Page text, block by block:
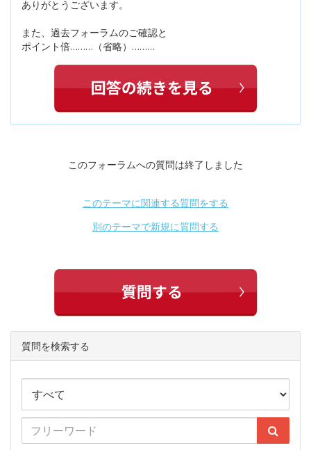
ありがとうございます。
また、過去フォーラムのご確認と
ポイント倍………（省略）………
このフォーラムへの質問は終了しました
このテーマに関連する質問をする
別のテーマで新規に質問する
質問を検索する